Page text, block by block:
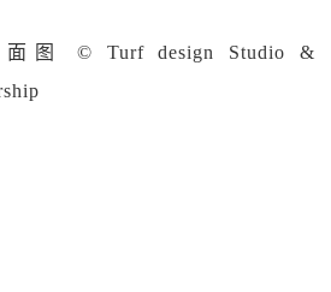
图 © Turf design Studio &